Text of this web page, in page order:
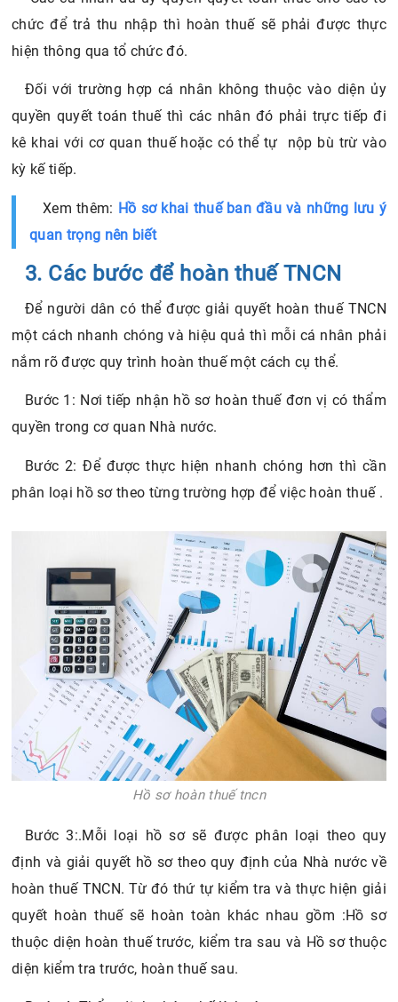
chức để trả thu nhập thì hoàn thuế sẽ phải được thực
hiện thông qua tổ chức đó.
Đối với trường hợp cá nhân không thuộc vào diện ủy
quyền quyết toán thuế thì các nhân đó phải trực tiếp đi
kê khai với cơ quan thuế hoặc có thể tự nộp bù trừ vào
kỳ kế tiếp.
Xem thêm: Hồ sơ khai thuế ban đầu và những lưu ý
quan trọng nên biết
3. Các bước để hoàn thuế TNCN
Để người dân có thể được giải quyết hoàn thuế TNCN
một cách nhanh chóng và hiệu quả thì mỗi cá nhân phải
nắm rõ được quy trình hoàn thuế một cách cụ thể.
Bước 1: Nơi tiếp nhận hồ sơ hoàn thuế đơn vị có thẩm
quyền trong cơ quan Nhà nước.
Bước 2: Để được thực hiện nhanh chóng hơn thì cần
phân loại hồ sơ theo từng trường hợp để việc hoàn thuế .
Hồ sơ hoàn thuế tncn
Bước 3:.Mỗi loại hồ sơ sẽ được phân loại theo quy
định và giải quyết hồ sơ theo quy định của Nhà nước về
hoàn thuế TNCN. Từ đó thứ tự kiểm tra và thực hiện giải
quyết hoàn thuế sẽ hoàn toàn khác nhau gồm :Hồ sơ
thuộc diện hoàn thuế trước, kiểm tra sau và Hồ sơ thuộc
diện kiểm tra trước, hoàn thuế sau.